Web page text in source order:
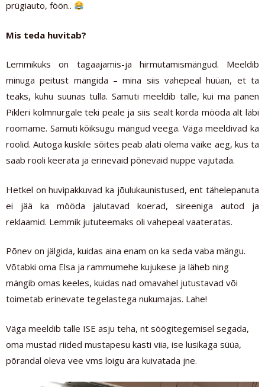
prügiauto, föön..
Mis teda huvitab?
Lemmikuks on tagaajamis-ja hirmutamismängud. Meeldib
minuga peitust mängida – mina siis vahepeal hüüan, et ta
teaks, kuhu suunas tulla. Samuti meeldib talle, kui ma panen
Pikleri kolmnurgale teki peale ja siis sealt korda mööda alt läbi
roomame. Samuti kõiksugu mängud veega. Väga meeldivad ka
roolid. Autoga kuskile sõites peab alati olema väike aeg, kus ta
saab rooli keerata ja erinevaid põnevaid nuppe vajutada.
Hetkel on huvipakkuvad ka jõulukaunistused, ent tähelepanuta
ei jää ka mööda jalutavad koerad, sireeniga autod ja
reklaamid. Lemmik jututeemaks oli vahepeal vaateratas.
Põnev on jälgida, kuidas aina enam on ka seda vaba mängu.
Võtabki oma Elsa ja rammumehe kujukese ja läheb ning
mängib omas keeles, kuidas nad omavahel jutustavad või
toimetab erinevate tegelastega nukumajas. Lahe!
Väga meeldib talle ISE asju teha, nt söögitegemisel segada,
oma mustad riided mustapesu kasti viia, ise lusikaga süüa,
põrandal oleva vee vms loigu ära kuivatada jne.